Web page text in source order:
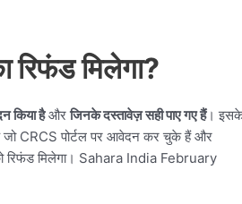
मिलेगा?
किया हैऔरजिनके दस्तावेज़ सही पाए गए हैं।
CRCS पोर्टल पर आवेदन कर चुके हैं और
रिफंड मिलेगा। Sahara India February